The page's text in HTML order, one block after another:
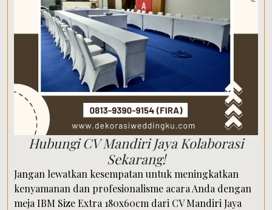
Hubungi CV Mandiri Jaya Kolaborasi
Sekarang!
Jangan lewatkan kesempatan untuk meningkatkan
kenyamanan dan profesionalisme acara Anda dengan
meja IBM Size Extra 180x60cm dari CV Mandiri Jaya